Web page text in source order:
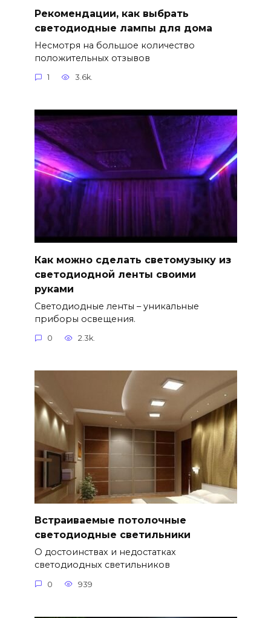
Рекомендации, как выбрать
светодиодные лампы для дома
Несмотря на большое количество
положительных отзывов
1 3.6k.
Как можно сделать светомузыку из
светодиодной ленты своими
руками
Светодиодные ленты – уникальные
приборы освещения.
0 2.3k.
Встраиваемые потолочные
светодиодные светильники
О достоинствах и недостатках
светодиодных светильников
0 939